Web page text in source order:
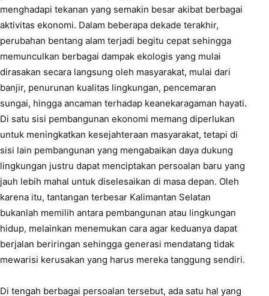
menghadapi tekanan yang semakin besar akibat berbagai
aktivitas ekonomi. Dalam beberapa dekade terakhir,
perubahan bentang alam terjadi begitu cepat sehingga
memunculkan berbagai dampak ekologis yang mulai
dirasakan secara langsung oleh masyarakat, mulai dari
banjir, penurunan kualitas lingkungan, pencemaran
sungai, hingga ancaman terhadap keanekaragaman hayati.
Di satu sisi pembangunan ekonomi memang diperlukan
untuk meningkatkan kesejahteraan masyarakat, tetapi di
sisi lain pembangunan yang mengabaikan daya dukung
lingkungan justru dapat menciptakan persoalan baru yang
jauh lebih mahal untuk diselesaikan di masa depan. Oleh
karena itu, tantangan terbesar Kalimantan Selatan
bukanlah memilih antara pembangunan atau lingkungan
hidup, melainkan menemukan cara agar keduanya dapat
berjalan beriringan sehingga generasi mendatang tidak
mewarisi kerusakan yang harus mereka tanggung sendiri.
Di tengah berbagai persoalan tersebut, ada satu hal yang